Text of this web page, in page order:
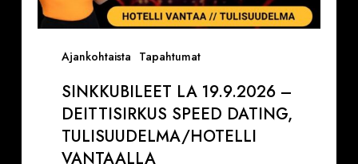
Ajankohtaista Tapahtumat
SINKKUBILEET LA 19.9.2026 –
DEITTISIRKUS SPEED DATING,
TULISUUDELMA/HOTELLI
VANTAALLA